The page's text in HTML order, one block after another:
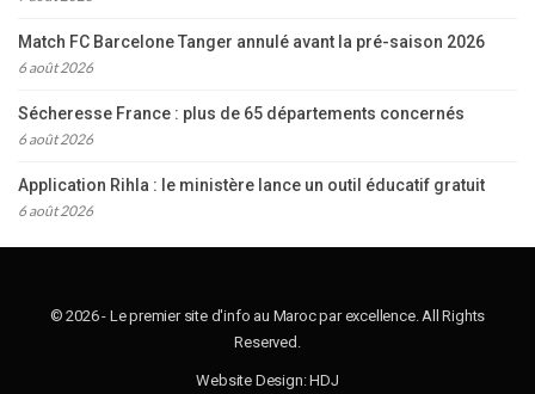
Match FC Barcelone Tanger annulé avant la pré-saison 2026
6 août 2026
Sécheresse France : plus de 65 départements concernés
6 août 2026
Application Rihla : le ministère lance un outil éducatif gratuit
6 août 2026
© 2026 - Le premier site d'info au Maroc par excellence. All Rights
Reserved.
Website Design:HDJ